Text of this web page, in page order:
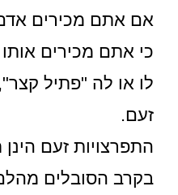
אם אתם מכירים
כי אתם מכירים
לו או לה "פתיל
זעם.
התפרצויות זעם
בקרב הסובלים